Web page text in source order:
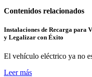
Contenidos relacionados
Instalaciones de Recarga para
y Legalizar con Éxito
El vehículo eléctrico ya no
Leer más